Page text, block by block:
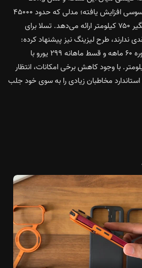
Range RWD به شکل محسوسی افزایش یافته؛ مدلی که حدود ۴۵۰۰۰
یورو قیمت دارد و برد چشمگیر ۷۵۰ کیلومتر ارائه می‌دهد. تسلا برای
ندارند، طرح لیزینگ نیز پیشنهاد کرده:
پیش‌پرداخت ۶۹۰۰ یورو، دوره ۶۰ ماهه و قسط ماهانه ۲۹۹ یورو با
۱۰هزار کیلومتر. با وجود کاهش برخی امکانات، انتظار
مخاطبان زیادی را به سوی خود جلب